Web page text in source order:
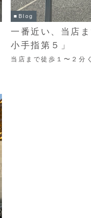
■Blog
一番近い、当店
小手指第５」
当店まで徒歩１〜２分